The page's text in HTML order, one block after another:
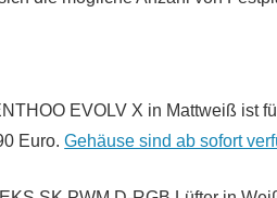
EVOLV X in Mattweiß ist
Euro.Gehäuse sind ab sofort